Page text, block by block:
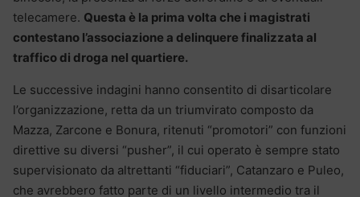
telecamere. Questa è la prima volta che i magistrati
contestano l’associazione a delinquere finalizzata al
traffico di droga nel quartiere.
Le successive indagini hanno consentito di disarticolare
l’organizzazione, retta da un triumvirato composto da
Mazza, Zarcone e Bonura, ritenuti “promotori” con funzioni
direttive su diversi “pusher”, il cui operato è sempre stato
supervisionato da altrettanti “fiduciari”, Catanzaro e Puleo,
che avrebbero fatto parte di un livello intermedio tra il